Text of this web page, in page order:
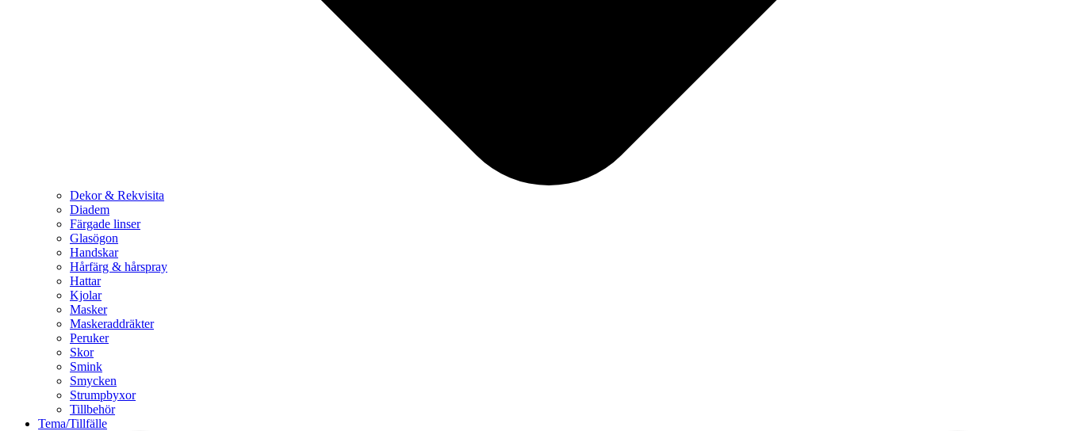
Dekor & Rekvisita
Diadem
Färgade linser
Glasögon
Handskar
Hårfärg & hårspray
Hattar
Kjolar
Masker
Maskeraddräkter
Peruker
Skor
Smink
Smycken
Strumpbyxor
Tillbehör
Tema/Tillfälle